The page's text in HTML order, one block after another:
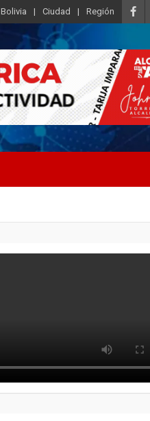
Bolivia Ciudad Región